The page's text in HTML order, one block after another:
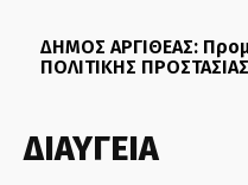
ΔΗΜΟΣ ΑΡΓΙΘΕΑΣ:
ΠΟΛΙΤΙΚΗΣ
ΔΙΑΥΓΕΙΑ